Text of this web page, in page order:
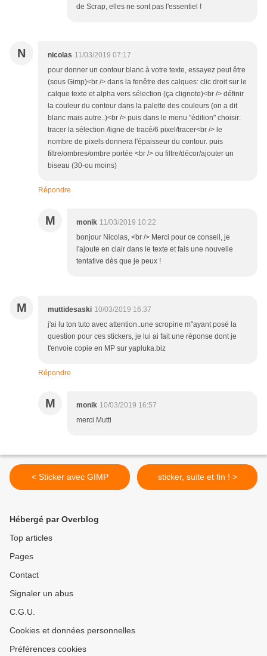
de Scrap, elles ne sont pas l'essentiel !
N nicolas 11/03/2019 07:17
pour donner un contour blanc à votre texte, essayez peut être
(sous Gimp)<br /> dans la fenêtre des calques: clic droit sur le
calque texte et alpha vers sélection (ça clignote)<br /> définir
la couleur du contour dans la palette des couleurs (on a dit
blanc mais autre..)<br /> puis dans le menu "édition" choisir:
tracer la sélection /ligne de tracé/6 pixel/tracer<br /> le
nombre de pixels donnera l'épaisseur du contour. puis
filtre/ombres/ombre portée <br /> ou filtre/décor/ajouter un
biseau (30-ou moins)
Répondre
M monik 11/03/2019 10:22
bonjour Nicolas, <br /> Merci pour ce conseil, je
l'ajoute en clair dans le texte et fais une nouvelle
tentative dès que je peux !
M muttidesaski 10/03/2019 16:37
j'ai lu ton tuto avec attention..une scropine m"ayant posé la
question pour ces stickers, je lui ai fait une réponse dont je
t'envoie copie en MP sur yapluka.biz
Répondre
M monik 10/03/2019 16:57
merci Mutti
< Sticker avec GIMP sticker, suite et fin ! >
Hébergé par Overblog
Top articles
Pages
Contact
Signaler un abus
C.G.U.
Cookies et données personnelles
Préférences cookies